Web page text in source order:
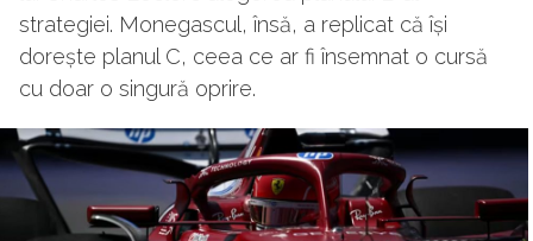
strategiei. Monegascul, însă, a replicat că își
dorește planul C, ceea ce ar fi însemnat o cursă
cu doar o singură oprire.